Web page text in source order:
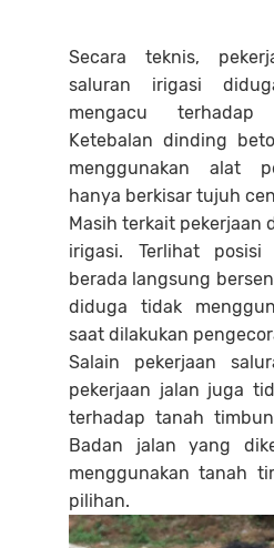
Secara teknis,
saluran irigasi
mengacu
Ketebalan dinding
menggunakan alat
hanya berkisar tujuh
Masih terkait pekerjaan
irigasi. Terlihat posisi
berada langsung
diduga tidak
saat dilakukan
Salain pekerjaan
pekerjaan jalan juga
terhadap tanah
Badan jalan yang
menggunakan tanah
pilihan.